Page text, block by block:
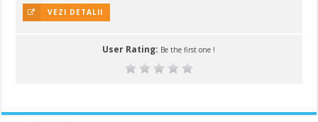
VEZI DETALII
User Rating: Be the first one !